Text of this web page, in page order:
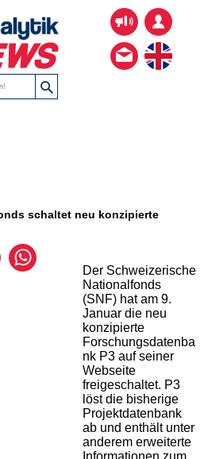
schaltet neu konzipierte
Der Schweizerische
Nationalfonds
(SNF) hat am 9.
Januar die neu
konzipierte
Forschungsdatenba
nk P3 auf seiner
Webseite
freigeschaltet. P3
löst die bisherige
Projektdatenbank
ab und enthält unter
anderem erweiterte
Informationen zum